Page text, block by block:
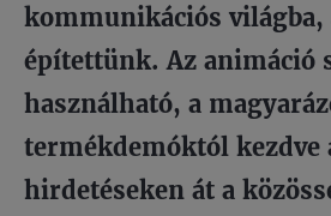
kommunikációs világba,
építettünk. Az animáció
használható, a
termékdemóktól
hirdetéseken át a